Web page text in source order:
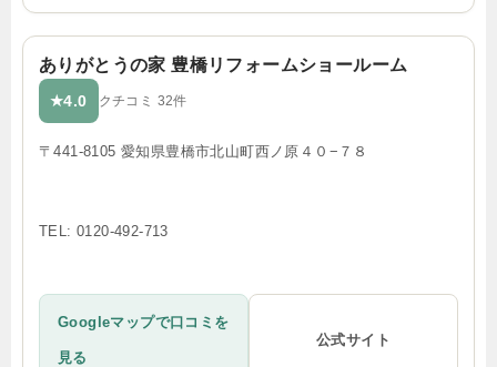
ありがとうの家 豊橋リフォームショールーム
★4.0 クチコミ 32件
〒441-8105 愛知県豊橋市北山町西ノ原４０−７８
TEL: 0120-492-713
Googleマップで口コミを
見る
公式サイト